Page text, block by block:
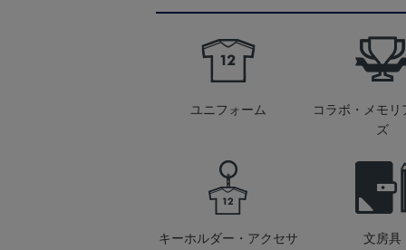
ユニフォーム
コラボ・メモリ
ズ
キーホルダー・アクセサ
文房具